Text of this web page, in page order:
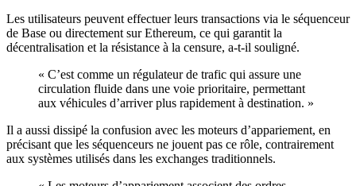
Les utilisateurs peuvent effectuer leurs transactions via le séquenceur
de Base ou directement sur Ethereum, ce qui garantit la
décentralisation et la résistance à la censure, a-t-il souligné.
« C’est comme un régulateur de trafic qui assure une
circulation fluide dans une voie prioritaire, permettant
aux véhicules d’arriver plus rapidement à destination. »
Il a aussi dissipé la confusion avec les moteurs d’appariement, en
précisant que les séquenceurs ne jouent pas ce rôle, contrairement
aux systèmes utilisés dans les exchanges traditionnels.